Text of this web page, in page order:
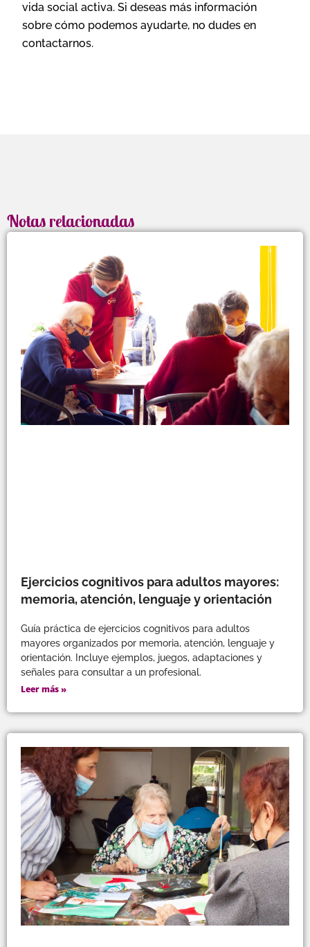
vida social activa. Si deseas más información
sobre cómo podemos ayudarte, no dudes en
contactarnos.
Notas relacionadas
Ejercicios cognitivos para adultos mayores:
memoria, atención, lenguaje y orientación
Guía práctica de ejercicios cognitivos para adultos
mayores organizados por memoria, atención, lenguaje y
orientación. Incluye ejemplos, juegos, adaptaciones y
señales para consultar a un profesional.
Leer más »